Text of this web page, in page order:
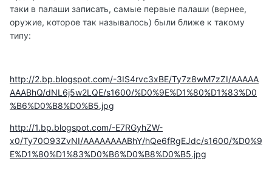
таки в палаши записать, самые первые палаши (вернее,
оружие, которое так называлось) были ближе к такому
типу:
http://2.bp.blogspot.com/-3IS4rvc3xBE/Ty7z8wM7zZI/AAAAA
AAABhQ/dNL6j5w2LQE/s1600/%D0%9E%D1%80%D1%83%D0
%B6%D0%B8%D0%B5.jpg
http://1.bp.blogspot.com/-E7RGyhZW-
x0/Ty70O93ZvNI/AAAAAAAABhY/hQe6fRgEJdc/s1600/%D0%9
E%D1%80%D1%83%D0%B6%D0%B8%D0%B5.jpg